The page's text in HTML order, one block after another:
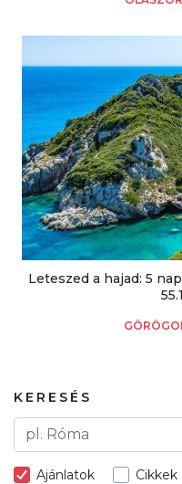
Leteszed a hajad: 5
KERESÉS
Ajánlatok Cikkek